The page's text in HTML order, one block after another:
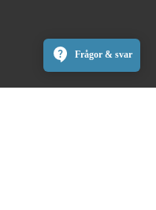
Frågor & svar